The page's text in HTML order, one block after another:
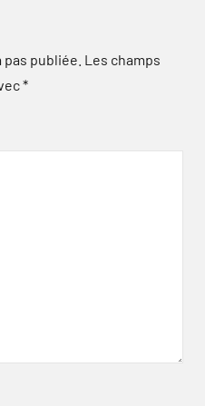
publiée. Les champs
*